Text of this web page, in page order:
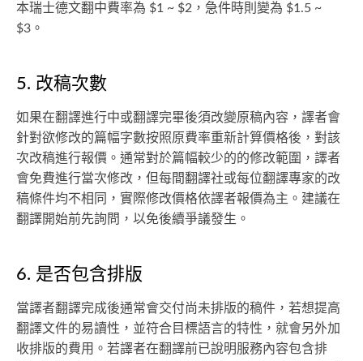
本瑞士德文翻中費率為 $1 ~ $2，急件時則變為 $1.5 ~
$3。
5. 改稿次數
如果在翻譯進行中或翻譯完畢後須改變原稿內容，譯者會
針對欲修改的篇幅字數按照原費率重新計算價格後，對該
次改稿進行報價。通常對於篇幅較少的的修改範圍，譯者
會免費進行當次修改，但每間翻譯社或每位翻譯專家的改
稿條件均不相同，實際修改價格依譯者報價為主。建議在
翻譯開始前先詢問，以免後續爭議發生。
6. 是否包含排版
當譯者翻譯完成後通常會交付尚未排版的稿件，若想提高
翻譯文件的易讀性，並符合目標語言的特性，就會另外加
收排版的費用。若譯者在翻譯前已說明服務內容包含排